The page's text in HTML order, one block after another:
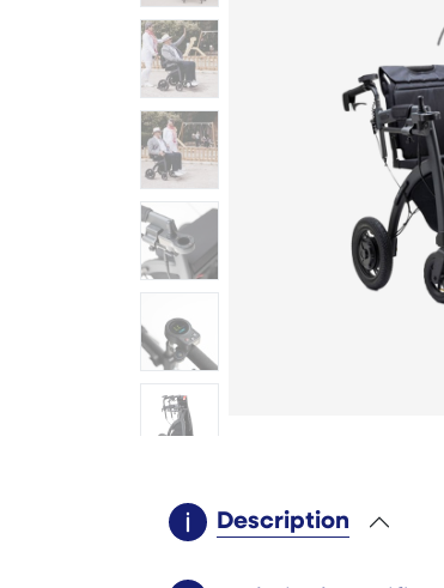
Description